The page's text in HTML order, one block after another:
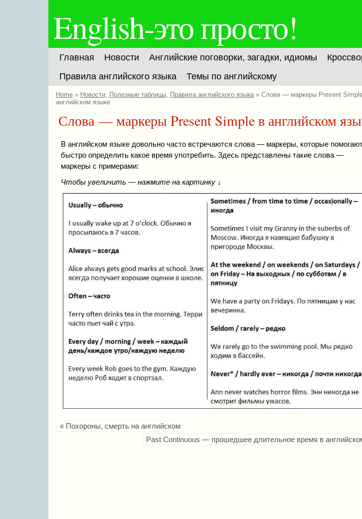
English-это просто!
Главная Новости Английские поговорки, загадки, идиомы
Правила английского языка
Темы по английскому
Home » Новости Полезные таблицы Правила английского языка » Слова — маркеры Present
английском языке
Слова — маркеры Present Simple в английском
В английском языке довольно часто встречаются слова — маркеры, которые
быстро определить какое время употребить. Здесь представлены такие слова —
маркеры с примерами:
Чтобы увеличить — нажмите на картинку ↓
« Похороны, смерть на английском
Past Continuous — прошедшее длительное время в